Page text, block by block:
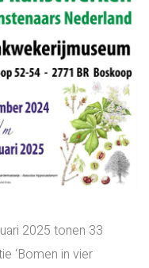
2025 tonen 33
‘Bomen in vier